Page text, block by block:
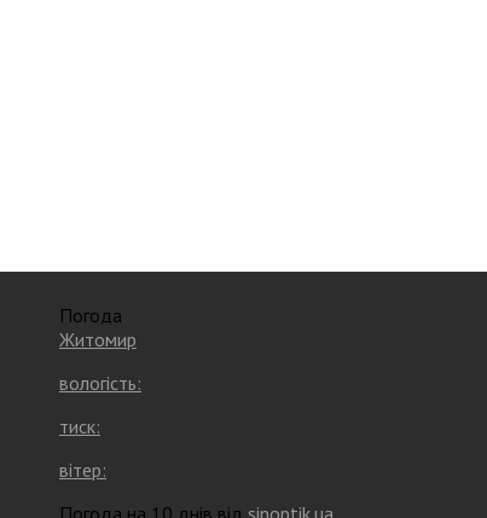
Погода
Житомир
вологість:
тиск:
вітер:
Погода на 10 днів від sinoptik.ua